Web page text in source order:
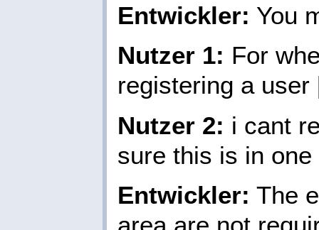
Entwickler: You
Nutzer 1: For
registering a user
Nutzer 2: i cant
sure this is in
Entwickler: The